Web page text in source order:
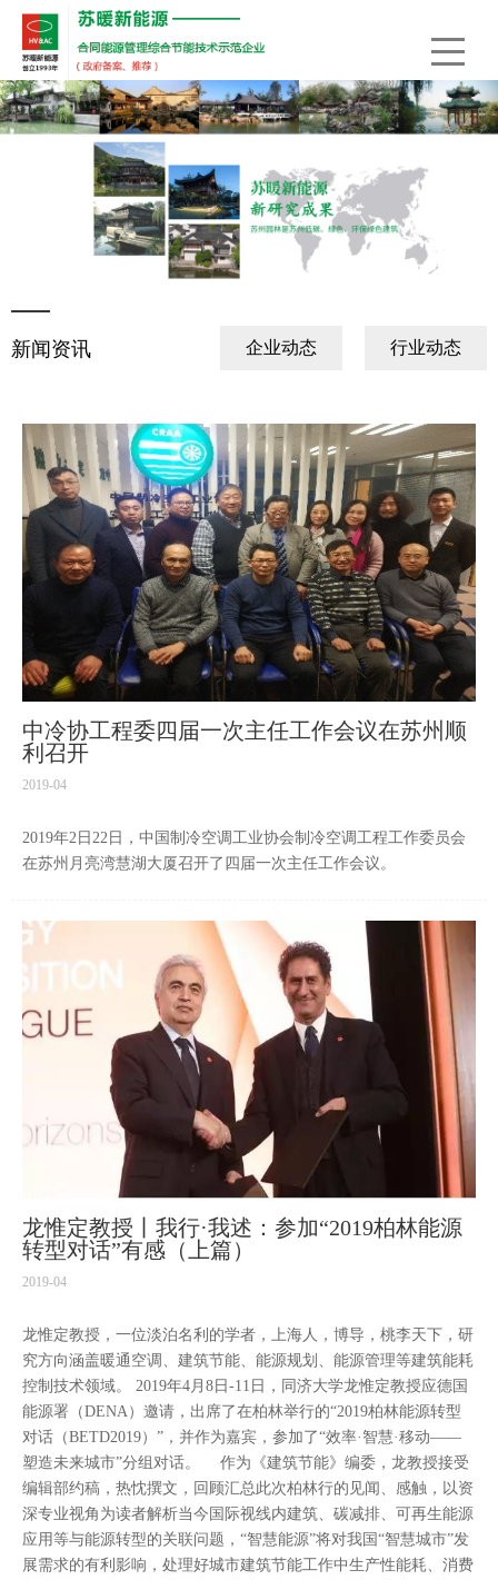
新闻资讯 企业动态 行业动态
中冷协工程委四届一次主任工作会议在苏州顺
利召开
2019-04
2019年2日22日，中国制冷空调工业协会制冷空调工程工作委员会
在苏州月亮湾慧湖大厦召开了四届一次主任工作会议。
龙惟定教授丨我行·我述：参加“2019柏林能源
转型对话”有感（上篇）
2019-04
龙惟定教授，一位淡泊名利的学者，上海人，博导，桃李天下，研
究方向涵盖暖通空调、建筑节能、能源规划、能源管理等建筑能耗
控制技术领域。 2019年4月8日-11日，同济大学龙惟定教授应德国
能源署（DENA）邀请，出席了在柏林举行的“2019柏林能源转型
对话（BETD2019）”，并作为嘉宾，参加了“效率·智慧·移动——
塑造未来城市”分组对话。 作为《建筑节能》编委，龙教授接受
编辑部约稿，热忱撰文，回顾汇总此次柏林行的见闻、感触，以资
深专业视角为读者解析当今国际视线内建筑、碳减排、可再生能源
应用等与能源转型的关联问题，“智慧能源”将对我国“智慧城市”发
展需求的有利影响，处理好城市建筑节能工作中生产性能耗、消费